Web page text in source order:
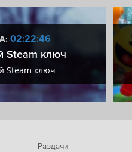
02:22:45
Steam ключ
Steam ключ
Раздачи